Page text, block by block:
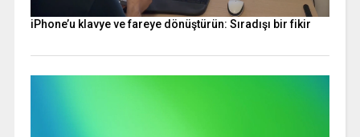
iPhone’u klavye ve fareye dönüştürün: Sıradışı bir fikir